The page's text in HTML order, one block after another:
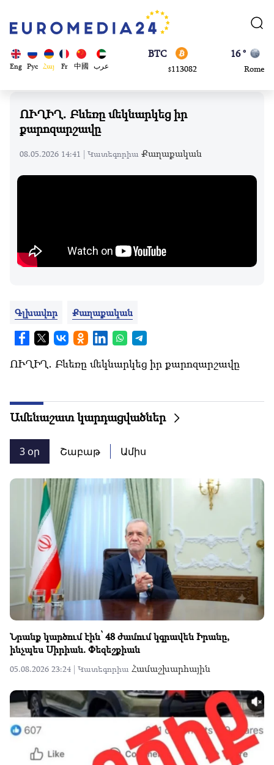
Eng Рус Հայ Fr 中國 عرب
BTC
ADA
0.868816
23 °
Madrid
ՈՒՂԻՂ․ Բևեռը մեկնարկեց իր
քարոզարշավը
08.05.2026 14:41 | Կատեգորիա Քաղաքական
Գլխավոր Քաղաքական
ՈՒՂԻՂ․ Բևեռը մեկնարկեց իր քարոզարշավը
Ամենաշատ կարդացվածներ
3 օր Շաբաթ Ամիս
Նրանք կարծում էին՝ 48 ժամում կգրավեն Իրանը,
ինչպես Սիրիան. Փեզեշքիան
05.08.2026 23:24 | Կատեգորիա Համաշխարհային